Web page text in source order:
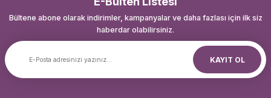
Bültene abone olarak indirimler, kampanyalar ve daha fazlası için ilk siz
haberdar olabilirsiniz.
KAYIT OL